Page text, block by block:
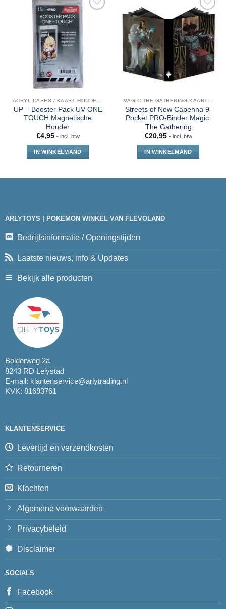
UP – Booster Pack UV ONE
TOUCH Magnetische
Houder
€4,95 - incl. btw
IN WINKELMAND
Streets of New Capenna 9-
Pocket PRO-Binder Magic:
The Gathering
€20,95 - incl. btw
IN WINKELMAND
ARLYTOYS | POKEMON WINKEL VAN FLEVOLAND
Bedrijfsinformatie / Openingstijden
Laatste nieuws, info & Updates
Bekijk alle producten
Bolderweg 2a
8243 RD Lelystad
E-mail: klantenservice@arlytrading.nl
KVK: 81693761
KLANTENSERVICE
Levertijd en verzendkosten
Retourneren
Klachten
Algemene voorwaarden
Privacybeleid
Disclaimer
SOCIALS
Facebook